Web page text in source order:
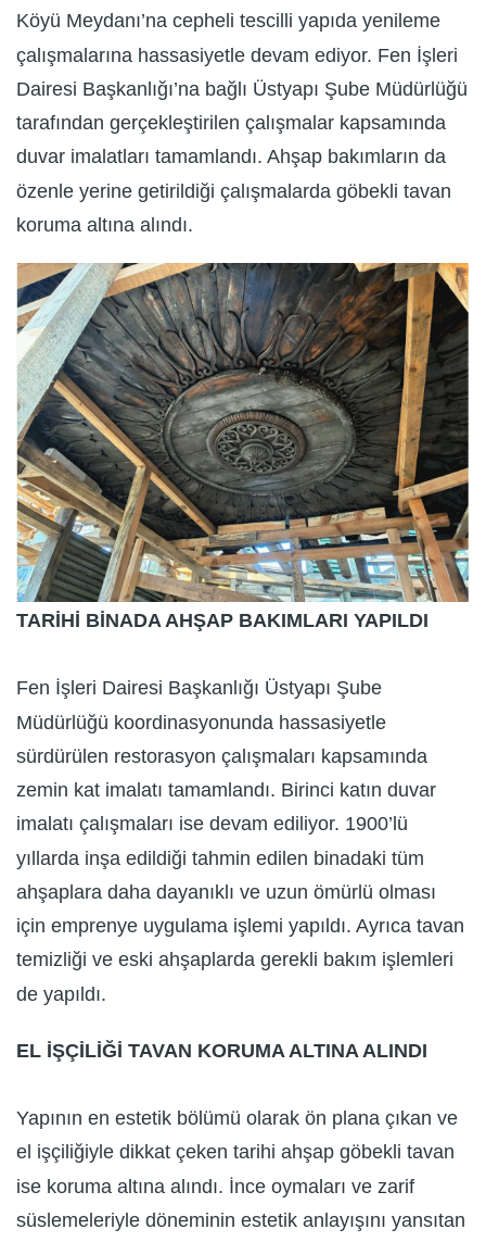
Köyü Meydanı’na cepheli tescilli yapıda yenileme
çalışmalarına hassasiyetle devam ediyor. Fen İşleri
Dairesi Başkanlığı’na bağlı Üstyapı Şube Müdürlüğü
tarafından gerçekleştirilen çalışmalar kapsamında
duvar imalatları tamamlandı. Ahşap bakımların da
özenle yerine getirildiği çalışmalarda göbekli tavan
koruma altına alındı.
TARİHİ BİNADA AHŞAP BAKIMLARI YAPILDI
Fen İşleri Dairesi Başkanlığı Üstyapı Şube
Müdürlüğü koordinasyonunda hassasiyetle
sürdürülen restorasyon çalışmaları kapsamında
zemin kat imalatı tamamlandı. Birinci katın duvar
imalatı çalışmaları ise devam ediliyor. 1900’lü
yıllarda inşa edildiği tahmin edilen binadaki tüm
ahşaplara daha dayanıklı ve uzun ömürlü olması
için emprenye uygulama işlemi yapıldı. Ayrıca tavan
temizliği ve eski ahşaplarda gerekli bakım işlemleri
de yapıldı.
EL İŞÇİLİĞİ TAVAN KORUMA ALTINA ALINDI
Yapının en estetik bölümü olarak ön plana çıkan ve
el işçiliğiyle dikkat çeken tarihi ahşap göbekli tavan
ise koruma altına alındı. İnce oymaları ve zarif
süslemeleriyle döneminin estetik anlayışını yansıtan